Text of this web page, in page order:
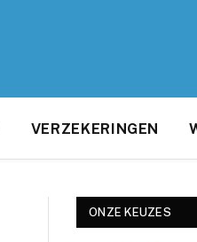
VERZEKERINGEN
ONZE KEUZES